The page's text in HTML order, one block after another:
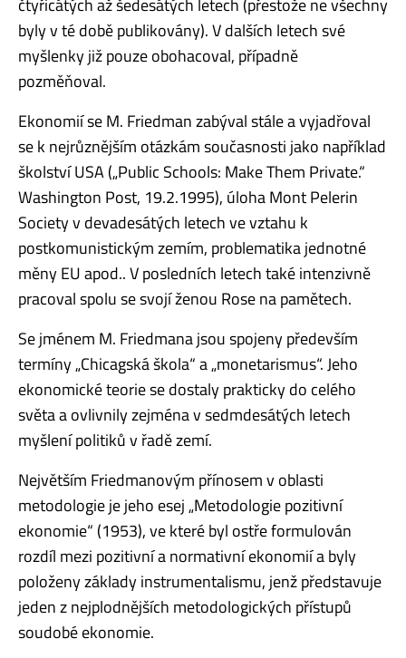
byly v té době publikovány). V dalších letech své
myšlenky již pouze obohacoval, případně
pozměňoval.
Ekonomií se M. Friedman zabýval stále a vyjadřoval
se k nejrůznějším otázkám současnosti jako například
školství USA („Public Schools: Make Them Private.“
Washington Post, 19.2.1995), úloha Mont Pelerin
Society v devadesátých letech ve vztahu k
postkomunistickým zemím, problematika jednotné
měny EU apod.. V posledních letech také intenzivně
pracoval spolu se svojí ženou Rose na pamětech.
Se jménem M. Friedmana jsou spojeny především
termíny „Chicagská škola“ a „monetarismus“. Jeho
ekonomické teorie se dostaly prakticky do celého
světa a ovlivnily zejména v sedmdesátých letech
myšlení politiků v řadě zemí.
Největším Friedmanovým přínosem v oblasti
metodologie je jeho esej „Metodologie pozitivní
ekonomie“ (1953), ve které byl ostře formulován
rozdíl mezi pozitivní a normativní ekonomií a byly
položeny základy instrumentalismu, jenž představuje
jeden z nejplodnějších metodologických přístupů
soudobé ekonomie.